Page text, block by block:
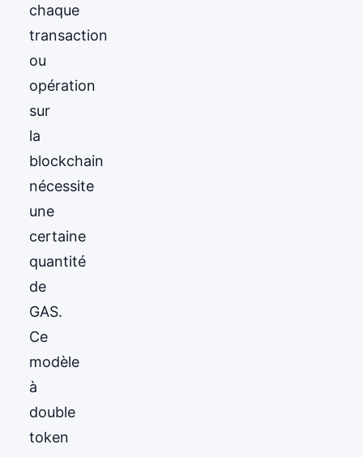
chaque
transaction
ou
opération
sur
la
blockchain
nécessite
une
certaine
quantité
de
GAS.
Ce
modèle
à
double
token